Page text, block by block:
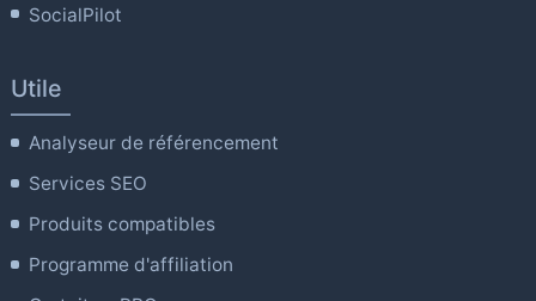
SocialPilot
Utile
Analyseur de référencement
Services SEO
Produits compatibles
Programme d'affiliation